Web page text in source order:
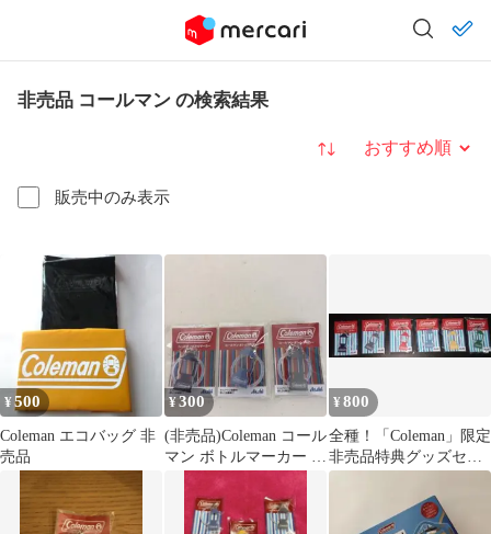
非売品 コールマン の検索結果
販売中のみ表示
並び替え
¥500
Coleman エコバッグ 非
売品
¥300
(非売品)Coleman コール
マン ボトルマーカー 3
種セット
¥800
全種！「Coleman」限定
非売品特典グッズセッ
ト！新品未開封！